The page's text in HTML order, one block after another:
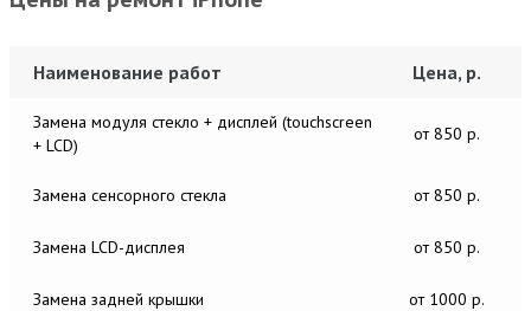
Наименование работ Цена, р.
Замена модуля стекло + дисплей (touchscreen
+ LCD)
от 850 р.
Замена сенсорного стекла от 850 р.
Замена LCD-дисплея от 850 р.
Замена задней крышки от 1000 р.